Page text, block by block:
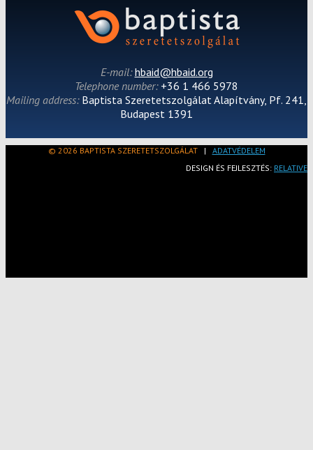
E-mail:hbaid@hbaid.org
Telephone number: +36 1 466 5978
Mailing address: Baptista Szeretetszolgálat Alapítvány, Pf. 241,
Budapest 1391
© 2026 BAPTISTA SZERETETSZOLGÁLAT| ADATVÉDELEM
DESIGN ÉS FEJLESZTÉS: RELATIVE